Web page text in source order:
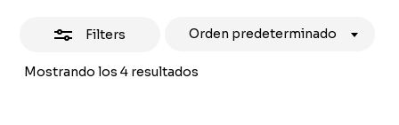
Filters
Mostrando los 4 resultados
Orden predeterminado